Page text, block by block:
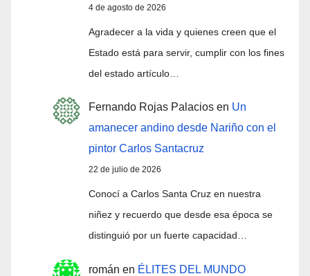
4 de agosto de 2026
Agradecer a la vida y quienes creen que el
Estado está para servir, cumplir con los fines
del estado artículo…
Fernando Rojas Palacios en Un
amanecer andino desde Nariño con el
pintor Carlos Santacruz
22 de julio de 2026
Conocí a Carlos Santa Cruz en nuestra
niñez y recuerdo que desde esa época se
distinguió por un fuerte capacidad…
román en ÉLITES DEL MUNDO